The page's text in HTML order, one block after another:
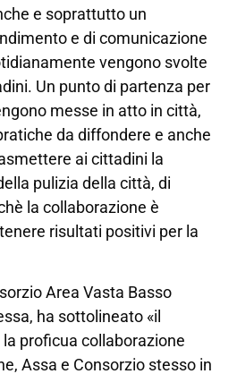
e soprattutto un
e di comunicazione
vengono svolte
Un punto di partenza per
messe in atto in città,
da diffondere e anche
ai cittadini la
pulizia della città, di
la collaborazione è
risultati positivi per la
Area Vasta Basso
ha sottolineato «il
proficua collaborazione
Assa e Consorzio stesso in